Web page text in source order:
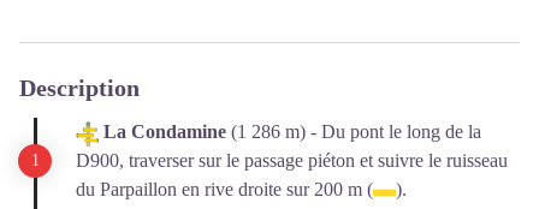
Description
La Condamine (1 286 m) - Du pont le long de la
D900, traverser sur le passage piéton et suivre le ruisseau
du Parpaillon en rive droite sur 200 m (
).